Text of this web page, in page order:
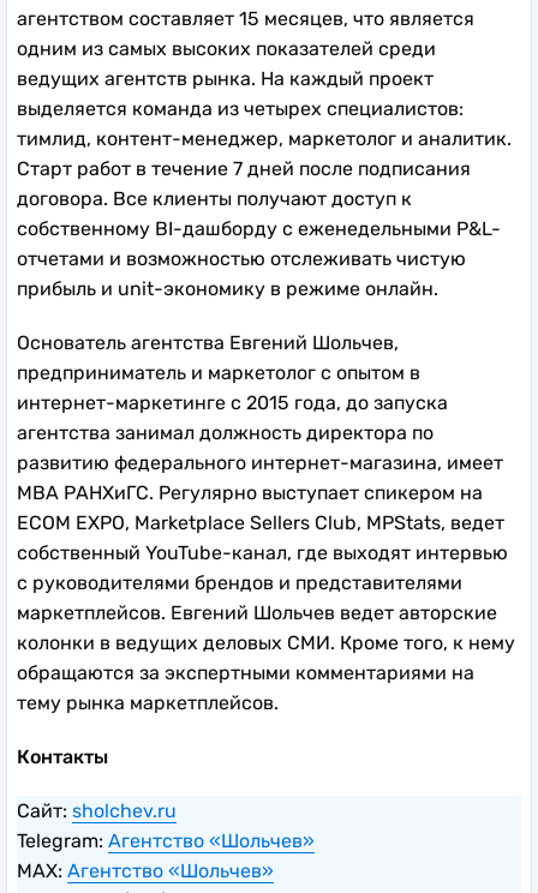
агентством составляет 15 месяцев, что является
одним из самых высоких показателей среди
ведущих агентств рынка. На каждый проект
выделяется команда из четырех специалистов:
тимлид, контент-менеджер, маркетолог и аналитик.
Старт работ в течение 7 дней после подписания
договора. Все клиенты получают доступ к
собственному BI-дашборду с еженедельными P&L-
отчетами и возможностью отслеживать чистую
прибыль и unit-экономику в режиме онлайн.
Основатель агентства Евгений Шольчев,
предприниматель и маркетолог с опытом в
интернет-маркетинге с 2015 года, до запуска
агентства занимал должность директора по
развитию федерального интернет-магазина, имеет
MBA РАНХиГС. Регулярно выступает спикером на
ECOM EXPO, Marketplace Sellers Club, MPStats, ведет
собственный YouTube-канал, где выходят интервью
с руководителями брендов и представителями
маркетплейсов. Евгений Шольчев ведет авторские
колонки в ведущих деловых СМИ. Кроме того, к нему
обращаются за экспертными комментариями на
тему рынка маркетплейсов.
Контакты
Сайт: sholchev.ru
Telegram: Агентство «Шольчев»
MAX: Агентство «Шольчев»